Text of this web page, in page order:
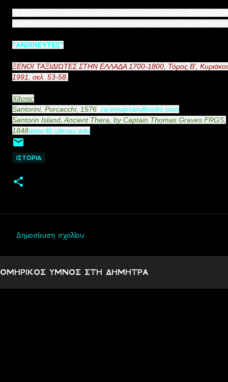
"ΑΝΙΧΝΕΥΤΕΣ"
ΞΕΝΟΙ ΤΑΞΙΔΙΩΤΕΣ ΣΤΗΝ ΕΛΛΑΔΑ 1700-1800, Τόμος Β’,
1991, σελ. 53-58.
Χᾶρτες
Santorini, Porcacchi, 1576 raremapsandbooks.com
Santοrin Island, Ancient Thera, by Captain Thomas Graves FRGS,
1848www.lib.utexas.edu
ΙΣΤΟΡΙΑ
ό
λ
Δημοσίευση σχολίου
ΟΜΗΡΙΚΟΣ ΥΜΝΟΣ ΣΤΗ ΔΗΜΗΤΡΑ